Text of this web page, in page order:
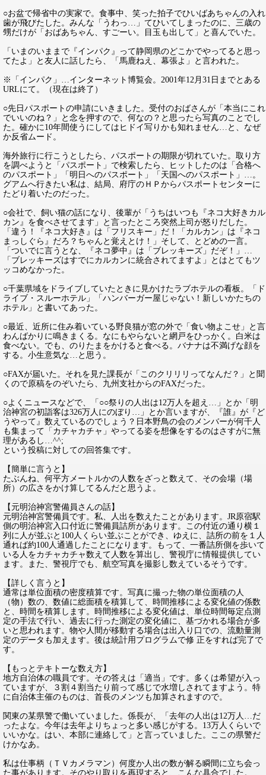
○お盆で帰省中の実家で。食事中、笑った拍子でひいばあちゃんの入れ
歯が飛びたした。みんな「うわっ…」てひいてしまったのに、三歳の
甥だけが「おばあちゃん、すごーい。目玉も出して」と喜んでいた。
「いまのいままで『インパク』って静岡県のどこかでやってると思っ
てたよ」と友人に話したら、「馬鹿ねえ、幕張よ」と言われた。
※「インパク」…インターネット博覧会。2001年12月31日までとある
URLにて。（現在は終了）
○先日パスポートの申請にいきました。受付のおばさんが「本当にこれ
でいいのね？」と念を押すので、何なの？と思ったら写真のことでし
た。確かに10年間使うにしてはヒドイ写りかも知れません…と、なぜ
か反省ムード。
海外旅行に行こうとしたら、パスポートの期限が切れていた。取り方
を調べようと「パスポート」で検索したら、ヒットしたのは「合格へ
のパスポート」「明日へのパスポート」「天国へのパスポート」…。
グアムへ行きたい私は、結局、府庁のＨＰからパスポートセンターに
たどり着いたのだった。
○会社で、飼い猫の話になり、後輩が「うちはいつも『ネコ大好きカル
カン』を食べさせてます」と言ったところ突然上司が怒りだした。
「違う！『ネコ大好き』は「フリスキー」だ！「カルカン」は『ネコ
まっしぐら』だろ？ちゃんと覚えとけ！」そして、とどめの一言。
「ついでに言うとな、『ネコ夢中』は「ブレッキーズ」だぞ！」…
「ブレッキーズはすでにカルカンに統合されてますよ」とはとてもツ
ッコめなかった。
○千葉県域をドライブしていたときに見かけたラブホテルの看板。「ド
ライブ・スルーホテル」「ハンバーガー屋じゃない！新しいかたちの
ホテル」と書いてあった。
○最近、近所に住み着いている野良猫が窓の外で「食い物よこせ」と言
わんばかりに鳴きまくる。なにもやらないと網戸をひっかく。白米は
食べない。でも、のりたまをかけると食べる。バナナは不満げな顔を
する。小生意気な…と思う。
○FAXが届いた。それを見た課長が「このクリリリってなんだ？」と聞
くので原稿をのぞいたら、九州支社からのFAXだった。
○よくニュースなどで、「○○祭りの人出は12万人を超え…」とか「明
治神宮の初詣客は326万人にのぼり…」とか言いますが、『誰』が『ど
うやって』数えているのでしょう？日本野鳥の会のメンバーが何千人
も集まって「カチャカチャ」やってる姿を想像をするのはさすがに無
理があるし…^^;
という投稿に対しての回答集です。
【簡単に言うと】
たぶんね、何平方メートルかの人数をざっと数えて、その会場（場
所）の広さをかけ算してるんだと思うよ。
【元明治神宮警備員さんの話】
元明治神宮警備員です。私、人出を数えたことがあります。JR原宿駅
側の明治神宮入口付近に警備員詰所があります。この付近の通り横１
列に人が並ぶと100人くらい並ぶことができ、ゆえに、詰所の前を１人
通れば約100人通過したことになります。もって、一番詰所側を歩いて
いる人をカチャカチャ数えて人数を算出し、警視庁に情報提供してい
ます。また、警視庁でも、航空写真を撮影し数えているそうです。
【詳しく言うと】
通常は単位面積の密度積算です。写真に撮った物の単位面積の人
（物）数の、数値に総面積を積算して、時間推移による変化値の係数
と、時間を積算します。時間推移による変化値は、単位時間毎定点測
定の手法で行い、過去に行った測定の変化値に、基づかれる場合が多
いと思われます。物や人間が移動する場合は出入り口での、流動量測
定のデータも加えます。後は統計用プログラムで修 正をすれば完了で
す。
【もっとテキトーな数え方】
地方自治体の職員です。その答えは「適当」です。多くは希望が入っ
ていますが、３割４割当たり前って感じで水増しされてますよう。特
に自治体主催のものは、首長のメンツも加算されますので。
関東の某県警で働いていました。係長が、「去年の人出は12万人…だ
ったよな。今年は去年よりちょっと多い感じがする。13万人くらいで
いいかな。はい、本部に連絡して」と言っていました。ここの県警だ
けかなあ。
私は仕事柄（ＴＶカメラマン）何度か人出の数が解る瞬間に立ち会っ
た事があります。そのやり取りを再現すると、こんな具合でした。